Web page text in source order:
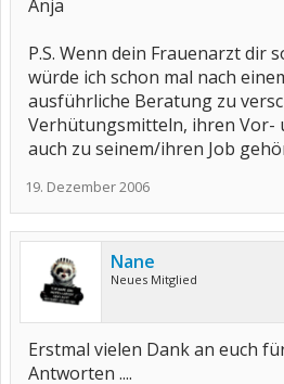
Anja
P.S. Wenn dein Frauenarzt dir
würde ich schon mal nach
ausführliche Beratung zu
Verhütungsmitteln, ihren Vor-
auch zu seinem/ihren Job
19. Dezember 2006
Nane
Neues Mitglied
Erstmal vielen Dank an euch
Antworten ....